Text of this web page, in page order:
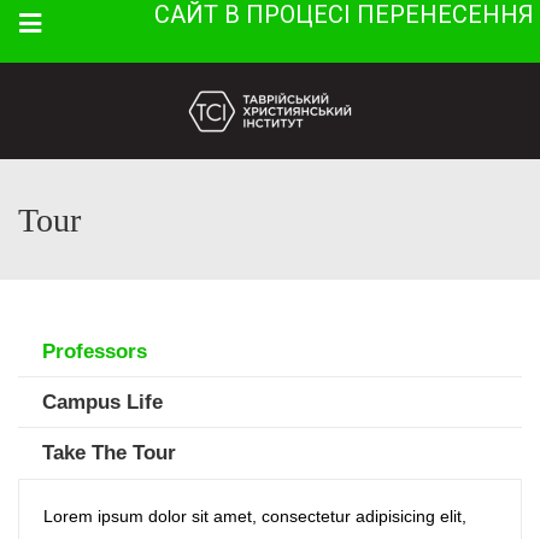
Menu САЙТ В ПРОЦЕСІ ПЕРЕНЕСЕННЯ
Tour
Professors
Campus Life
Take The Tour
Lorem ipsum dolor sit amet, consectetur adipisicing elit,